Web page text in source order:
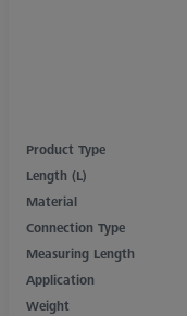
Product Type
Length (L)
Material
Connection Type
Measuring Length
Application
Weight